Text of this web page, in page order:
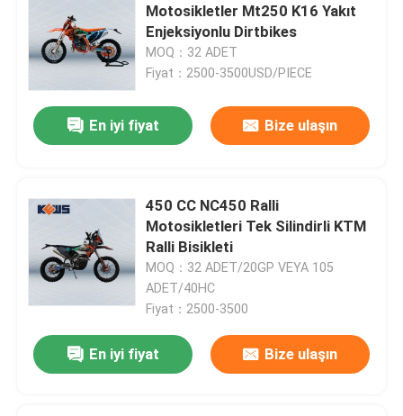
Motosikletler Mt250 K16 Yakıt
Enjeksiyonlu Dirtbikes
MOQ：32 ADET
Fiyat：2500-3500USD/PIECE
En iyi fiyat Bize ulaşın
450 CC NC450 Ralli
Motosikletleri Tek Silindirli KTM
Ralli Bisikleti
MOQ：32 ADET/20GP VEYA 105
ADET/40HC
Fiyat：2500-3500
En iyi fiyat Bize ulaşın